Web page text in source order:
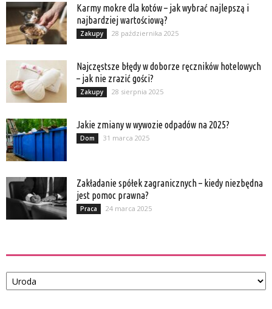
Karmy mokre dla kotów – jak wybrać najlepszą i
najbardziej wartościową?
Zakupy 28 października 2025
Najczęstsze błędy w doborze ręczników hotelowych
– jak nie zrazić gości?
Zakupy 28 sierpnia 2025
Jakie zmiany w wywozie odpadów na 2025?
Dom 31 marca 2025
Zakładanie spółek zagranicznych – kiedy niezbędna
jest pomoc prawna?
Praca 24 marca 2025
Kategorie